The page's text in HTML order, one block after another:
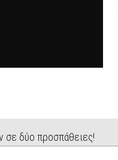
δύο προσπάθειες!